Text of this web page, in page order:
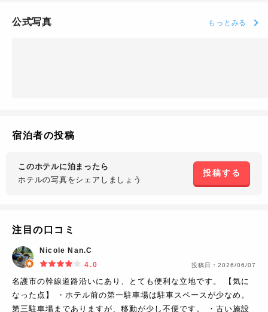
公式写真 もっとみる
宿泊者の投稿
このホテルに泊まったら
ホテルの写真をシェアしましょう
投稿する
注目の口コミ
Nicole Nan.C
4.0
投稿日： 2026/06/07
名護市の幹線道路沿いにあり、とても便利な立地です。 【気に
なった点】 ・ホテル前の第一駐車場は駐車スペースが少なめ。
第三駐車場までありますが、移動が少し不便です。 ・古い施設